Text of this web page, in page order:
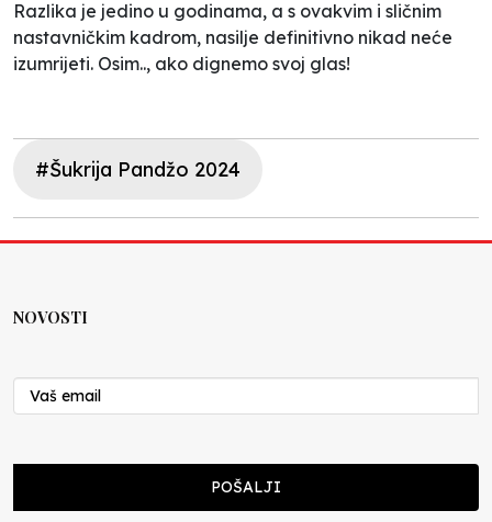
Razlika je jedino u godinama, a s ovakvim i sličnim
nastavničkim kadrom, nasilje definitivno nikad neće
izumrijeti. Osim.., ako dignemo svoj glas!
#Šukrija Pandžo 2024
NOVOSTI
POŠALJI